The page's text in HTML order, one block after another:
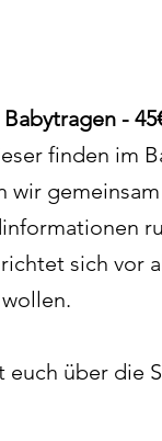
-
finden im
wir
sich vor
euch über die